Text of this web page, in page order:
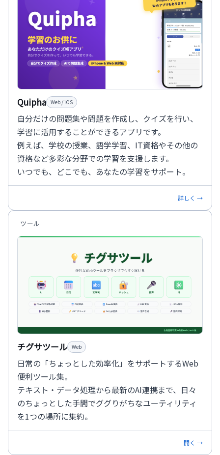
Quipha Web / iOS
自分だけの問題集や問題を作成し、クイズを行い、
学習に活用することができるアプリです。
例えば、学校の授業、語学学習、IT資格やその他の
資格など多彩な分野での学習を支援します。
いつでも、どこでも、あなたの学習をサポート。
詳しく →
ツール
チグサツール Web
日常の「ちょっとした効率化」をサポートするWeb
便利ツール集。
テキスト・データ処理から最新のAI連携まで、日々
のちょっとした手間でググりがちなユーティリティ
を1つの場所に集約。
開く →